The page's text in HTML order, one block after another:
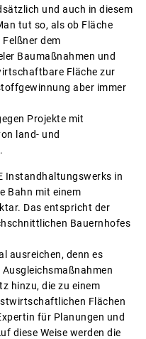
und auch in diesem
tut so, als ob Fläche
dem
Baumaßnahmen und
Fläche zur
aber immer
Projekte mit
land- und
Instandhaltungswerks in
Bahn mit einem
Das entspricht der
Bauernhofes
ausreichen, denn es
hinzu, die zu einem
Flächen
für Planungen und
diese Weise werden die